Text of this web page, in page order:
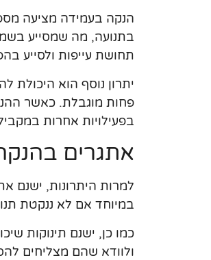
הנקה בעמידה מציעה
בתנועה, מה שמסייע
תחושת עייפות ולסייע
יתרון נוסף הוא היכולת
פחות מוגבלת. כאשר
בפעילויות אחרות
אתגרים
למרות היתרונות, ישנם
במיוחד אם לא ננקטת
כמו כן, ישנם תינוקות
ולוודא שהם מצליחים